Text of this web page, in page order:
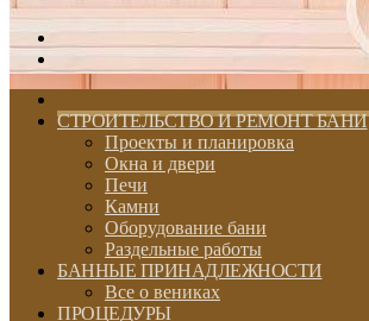
skin
СТРОИТЕЛЬСТВО И РЕМОНТ БАНИ
Проекты и планировка
Окна и двери
Печи
Камни
Оборудование бани
Раздельные работы
БАННЫЕ ПРИНАДЛЕЖНОСТИ
Все о вениках
ПРОЦЕДУРЫ